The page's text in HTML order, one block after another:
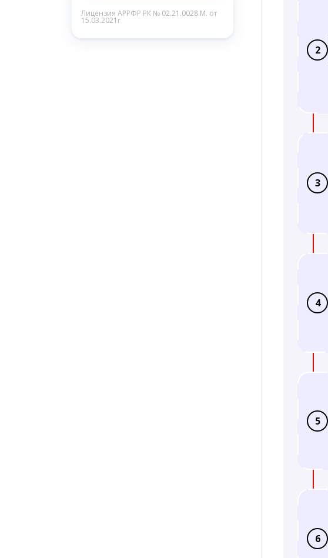
Лицензия АРРФР РК № 02.21.0028.M. от
15.03.2021г
2
3
4
5
6